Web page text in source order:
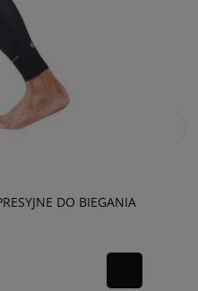
DO BIEGANIA